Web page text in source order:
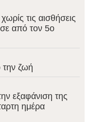
τις αισθήσεις
από τον 5ο
την ζωή
εξαφάνιση της
ημέρα